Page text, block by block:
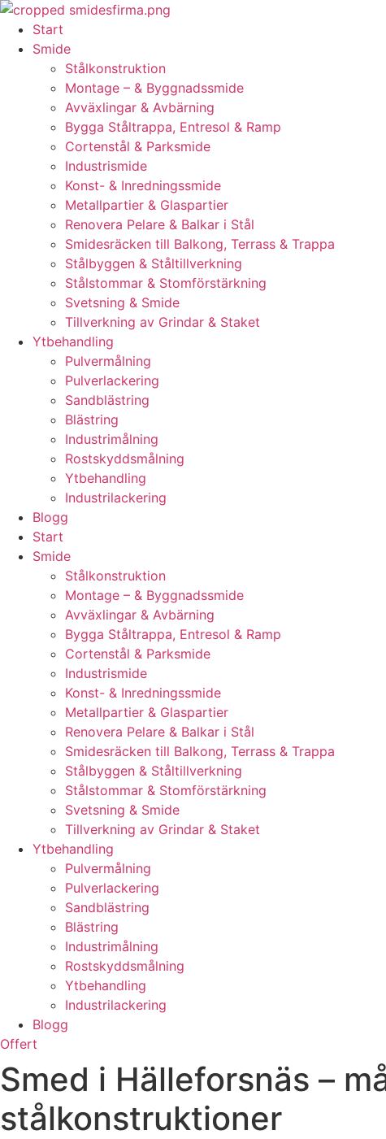
Skip
content
Start
Smide
Stålkonstruktion
Montage – & Byggnadssmide
Avväxlingar & Avbärning
Bygga Ståltrappa, Entresol & Ramp
Cortenstål & Parksmide
Industrismide
Konst- & Inredningssmide
Metallpartier & Glaspartier
Renovera Pelare & Balkar i Stål
Smidesräcken till Balkong, Terrass & Trappa
Stålbyggen & Ståltillverkning
Stålstommar & Stomförstärkning
Svetsning & Smide
Tillverkning av Grindar & Staket
Ytbehandling
Pulvermålning
Pulverlackering
Sandblästring
Blästring
Industrimålning
Rostskyddsmålning
Ytbehandling
Industrilackering
Blogg
Start
Smide
Stålkonstruktion
Montage – & Byggnadssmide
Avväxlingar & Avbärning
Bygga Ståltrappa, Entresol & Ramp
Cortenstål & Parksmide
Industrismide
Konst- & Inredningssmide
Metallpartier & Glaspartier
Renovera Pelare & Balkar i Stål
Smidesräcken till Balkong, Terrass & Trappa
Stålbyggen & Ståltillverkning
Stålstommar & Stomförstärkning
Svetsning & Smide
Tillverkning av Grindar & Staket
Ytbehandling
Pulvermålning
Pulverlackering
Sandblästring
Blästring
Industrimålning
Rostskyddsmålning
Ytbehandling
Industrilackering
Blogg
Offert
Smed i Hälleforsnäs –
stålkonstruktioner